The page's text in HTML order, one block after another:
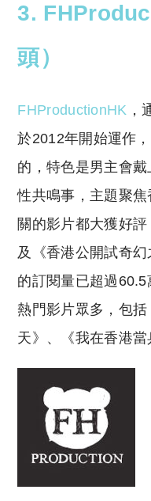
3.
頭）
FHProductionHK ，
於2012年開始運作
的，特色是男主會
性共鳴事，主題聚
關的影片都大獲好評
及《香港公開試奇
的訂閱量已超過60.5
熱門影片眾多，包
天》、《我在香港當